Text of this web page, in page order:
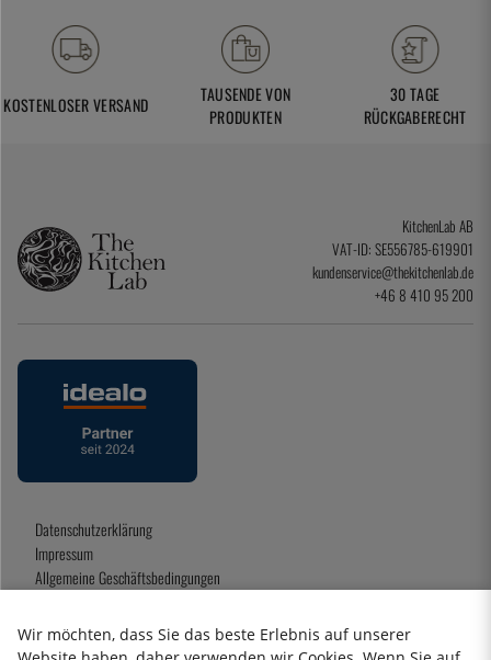
KOSTENLOSER VERSAND
TAUSENDE VON
PRODUKTEN
30 TAGE
RÜCKGABERECHT
KitchenLab AB
VAT-ID: SE556785-619901
kundenservice@thekitchenlab.de
+46 8 410 95 200
Datenschutzerklärung
Impressum
Allgemeine Geschäftsbedingungen
Wir möchten, dass Sie das beste Erlebnis auf unserer